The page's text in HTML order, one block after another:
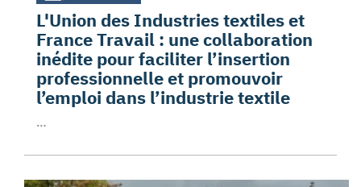
L'Union des Industries textiles et
France Travail : une collaboration
inédite pour faciliter l’insertion
professionnelle et promouvoir
l’emploi dans l’industrie textile
…